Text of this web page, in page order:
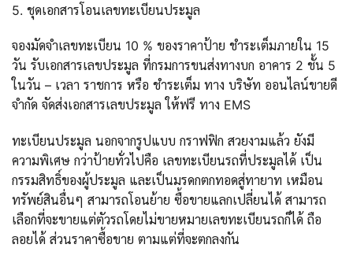
5. ชุดเอกสารโอนเลขทะเบียนประมูล
จองมัดจำเลขทะเบียน 10 % ของราคาป้าย ชำระเต็มภายใน 15
วัน รับเอกสารเลขประมูล ที่กรมการขนส่งทางบก อาคาร 2 ชั้น 5
ในวัน – เวลา ราชการ หรือ ชำระเต็ม ทาง บริษัท ออนไลน์ขายดี
จำกัด จัดส่งเอกสารเลขประมูล ให้ฟรี ทาง EMS
ทะเบียนประมูล นอกจากรูปแบบ กราฟฟิก สวยงามแล้ว ยังมี
ความพิเศษ กว่าป้ายทั่วไปคือ เลขทะเบียนรถที่ประมูลได้ เป็น
กรรมสิทธิ์ของผู้ประมูล และเป็นมรดกตกทอดสู่ทายาท เหมือน
ทรัพย์สินอื่นๆ สามารถโอนย้าย ซื้อขายแลกเปลี่ยนได้ สามารถ
เลือกที่จะขายแต่ตัวรถโดยไม่ขายหมายเลขทะเบียนรถก็ได้ ถือ
ลอยได้ ส่วนราคาซื้อขาย ตามแต่ที่จะตกลงกัน